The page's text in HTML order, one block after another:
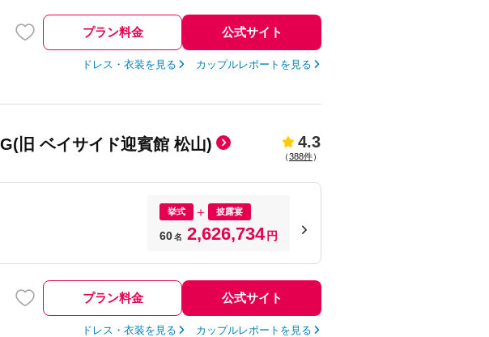
プラン料金 公式サイト
ドレス・衣装を見る カップルレポートを見る
旧 ベイサイド迎賓館 松山) 4.3
（388件）
挙式 披露宴
60名 2,626,734 円
プラン料金 公式サイト
ドレス・衣装を見る カップルレポートを見る